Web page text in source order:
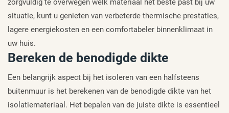
zorgvuldig te overwegen welk materiaal het beste past bij uw
situatie, kunt u genieten van verbeterde thermische prestaties,
lagere energiekosten en een comfortabeler binnenklimaat in
uw huis.
Bereken de benodigde dikte
Een belangrijk aspect bij het isoleren van een halfsteens
buitenmuur is het berekenen van de benodigde dikte van het
isolatiemateriaal. Het bepalen van de juiste dikte is essentieel